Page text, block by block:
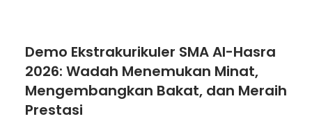
Demo Ekstrakurikuler SMA Al-Hasra
2026: Wadah Menemukan Minat,
Mengembangkan Bakat, dan Meraih
Prestasi